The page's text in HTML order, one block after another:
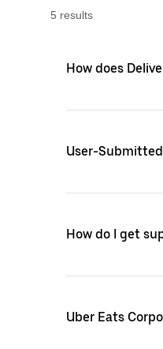
5 results
How does
User-
How do I get
Uber Eats